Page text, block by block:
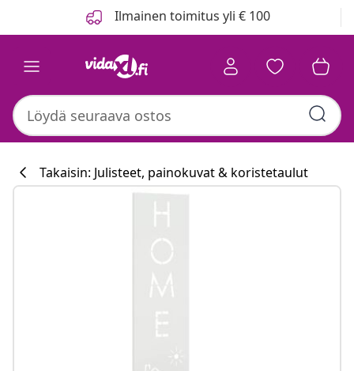
Ilmainen toimitus yli € 100
Takaisin: Julisteet, painokuvat & koristetaulut